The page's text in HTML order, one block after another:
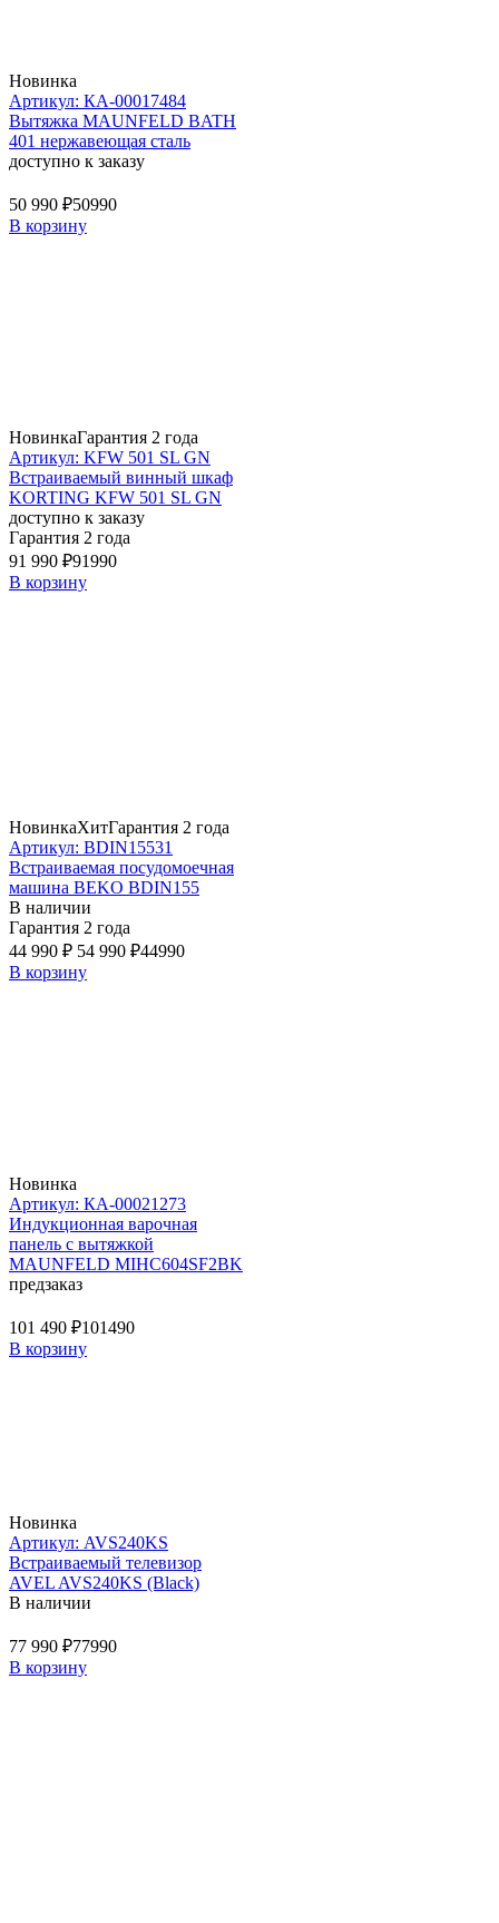
Новинка
Артикул: КА-00017484
Вытяжка MAUNFELD BATH
401 нержавеющая сталь
доступно к заказу
50 990 ₽50990
В корзину
НовинкаГарантия 2 года
Артикул: KFW 501 SL GN
Встраиваемый винный шкаф
KORTING KFW 501 SL GN
доступно к заказу
Гарантия 2 года
91 990 ₽91990
В корзину
НовинкаХитГарантия 2 года
Артикул: BDIN15531
Встраиваемая посудомоечная
машина BEKO BDIN155
В наличии
Гарантия 2 года
44 990 ₽ 54 990 ₽44990
В корзину
Новинка
Артикул: КА-00021273
Индукционная варочная
панель с вытяжкой
MAUNFELD MIHC604SF2BK
предзаказ
101 490 ₽101490
В корзину
Новинка
Артикул: AVS240KS
Встраиваемый телевизор
AVEL AVS240KS (Black)
В наличии
77 990 ₽77990
В корзину